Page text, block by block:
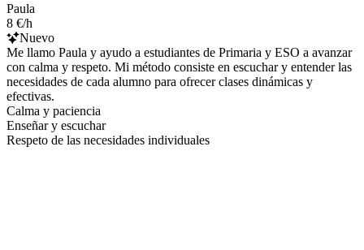
Paula
8 €/h
Nuevo
Me llamo Paula y ayudo a estudiantes de Primaria y ESO a avanzar
con calma y respeto. Mi método consiste en escuchar y entender las
necesidades de cada alumno para ofrecer clases dinámicas y
efectivas.
Calma y paciencia
Enseñar y escuchar
Respeto de las necesidades individuales